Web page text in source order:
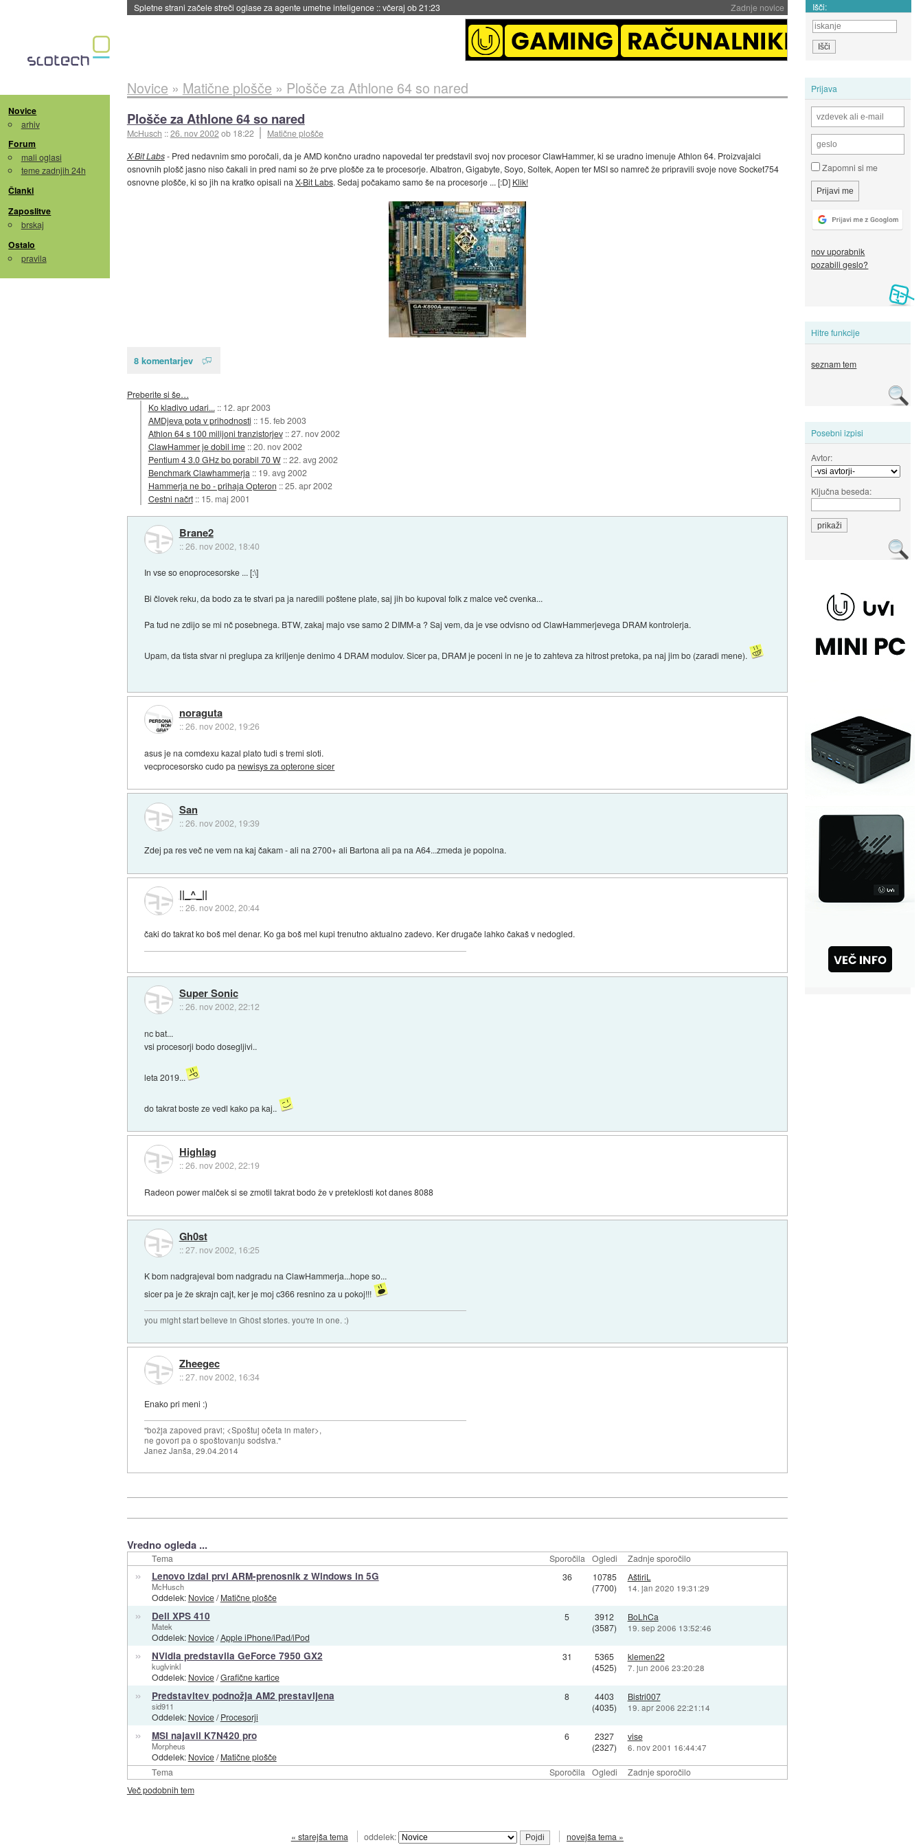
Zadnje novice
Saga s cepivom mRNA proti gripi v ZDA srečno končana::včeraj ob 06:10 Išči:
Novice
arhiv
Forum
mali oglasi
teme zadnjih 24h
Članki
Zaposlitve
brskaj
Ostalo
pravila
Prijava
Zapomni si me
nov uporabnik
pozabili geslo?
Hitre funkcije
seznam tem
Posebni izpisi
Avtor:
Ključna beseda:
Novice » Matične plošče » Plošče za Athlone 64 so nared
Plošče za Athlone 64 so nared
McHusch ::26. nov 2002ob 18:22
Matične plošče
X-Bit Labs- Pred nedavnim smo poročali, da je AMD končno uradno napovedal ter predstavil svoj nov procesor ClawHammer, ki se uradno imenuje Athlon 64. Proizvajalci
osnovnih plošč jasno niso čakali in pred nami so že prve plošče za te procesorje. Albatron, Gigabyte, Soyo, Soltek, Aopen ter MSI so namreč že pripravili svoje nove Socket754
osnovne plošče, ki so jih na kratko opisali na X-Bit Labs. Sedaj počakamo samo še na procesorje ... [:D] Klik!
8 komentarjev
Preberite si še…
Ko kladivo udari... :: 12. apr 2003
AMDjeva pota v prihodnosti :: 15. feb 2003
Athlon 64 s 100 milijoni tranzistorjev ::27. nov 2002
ClawHammer je dobil ime ::20. nov 2002
Pentium 4 3.0 GHz bo porabil 70 W ::22. avg 2002
Benchmark Clawhammerja :: 19. avg 2002
Hammerja ne bo - prihaja Opteron ::25. apr 2002
Cestni načrt :: 15. maj 2001
Brane2
::26. nov 2002, 18:40
In vse so enoprocesorske ... [:\]
Bi človek reku, da bodo za te stvari pa ja naredili poštene plate, saj jih bo kupoval folk z malce več cvenka...
Pa tud ne zdijo se mi nč posebnega. BTW, zakaj majo vse samo 2 DIMM-a ? Saj vem, da je vse odvisno od ClawHammerjevega DRAM kontrolerja.
Upam, da tista stvar ni preglupa za kriljenje denimo 4 DRAM modulov. Sicer pa, DRAM je poceni in ne je to zahteva za hitrost pretoka, pa naj jim bo (zaradi mene).
noraguta
::26. nov 2002, 19:26
asus je na comdexu kazal plato tudi s tremi sloti.
vecprocesorsko cudo panewisys za opterone sicer
San
::26. nov 2002, 19:39
Zdej pa res več ne vem na kaj čakam - ali na 2700+ ali Bartona ali pa na A64...zmeda je popolna.
||_^_||
::26. nov 2002, 20:44
čaki do takrat ko boš mel denar. Ko ga boš mel kupi trenutno aktualno zadevo. Ker drugače lahko čakaš v nedogled.
Super Sonic
::26. nov 2002, 22:12
nc bat...
vsi procesorji bodo dosegljivi..
leta 2019...
do takrat boste ze vedl kako pa kaj..
Highlag
::26. nov 2002, 22:19
Radeon power malček si se zmotil takrat bodo že v preteklosti kot danes 8088
Gh0st
::27. nov 2002, 16:25
K bom nadgrajeval bom nadgradu na ClawHammerja...hope so...
sicer pa je že skrajn cajt, ker je moj c366 resnino za u pokoj!!!
you might start believe in Gh0st stories. you're in one. :)
Zheegec
::27. nov 2002, 16:34
Enako pri meni :)
"božja zapoved pravi; <Spoštuj očeta in mater>,
ne govori pa o spoštovanju sodstva."
Janez Janša, 29.04.2014
Vredno ogleda ...
Tema Sporočila Ogledi Zadnje sporočilo
Tema Sporočila Ogledi Zadnje sporočilo
» Lenovo izdal prvi ARM-prenosnik z Windows in 5G
McHusch
Oddelek: Novice/Matične plošče
36
10785
(7700)
AštiriL
14. jan 2020 19:31:29
» Dell XPS 410
Matek
Oddelek: Novice/Apple iPhone/iPad/iPod
5
3912
(3587)
BoLhCa
19. sep 2006 13:52:46
» NVidia predstavila GeForce 7950 GX2
kuglvinkl
Oddelek: Novice/Grafične kartice
31
5365
(4525)
klemen22
7. jun 2006 23:20:28
» Predstavitev podnožja AM2 prestavljena
sid911
Oddelek: Novice/Procesorji
8
4403
(4035)
Bistri007
19. apr 2006 22:21:14
» MSI najavil K7N420 pro
Morpheus
Oddelek: Novice/Matične plošče
6
2327
(2327)
vise
6. nov 2001 16:44:47
Več podobnih tem
« starejša tema oddelek: novejša tema »